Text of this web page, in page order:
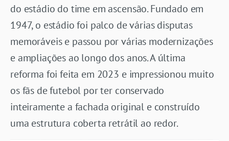
do estádio do time em ascensão. Fundado em
1947, o estádio foi palco de várias disputas
memoráveis e passou por várias modernizações
e ampliações ao longo dos anos. A última
reforma foi feita em 2023 e impressionou muito
os fãs de futebol por ter conservado
inteiramente a fachada original e construído
uma estrutura coberta retrátil ao redor.